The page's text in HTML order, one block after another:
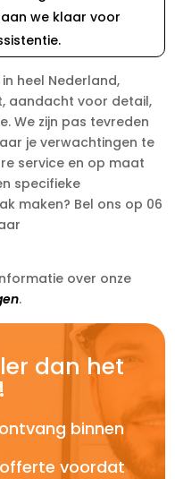
we klaar voor
heel Nederland,
aandacht voor detail,
We zijn pas tevreden
je verwachtingen te
service en op maat
specifieke
maken? Bel ons op 06
over onze
.
dan het
binnen
voordat